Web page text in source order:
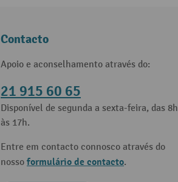
Contacto
Apoio e aconselhamento através do:
21 915 60 65
Disponível de segunda a sexta-feira, das 8h
às 17h.
Entre em contacto connosco através do
nosso formulário de contacto.